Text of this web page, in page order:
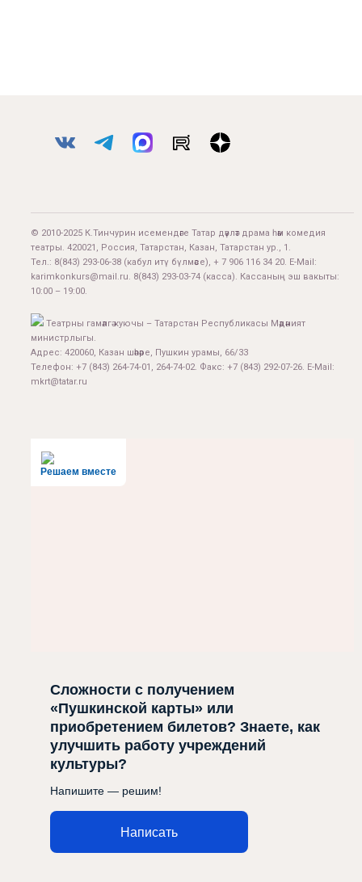
© 2010-2025 К.Тинчурин исемендәге Татар дәүләт драма һәм комедия
театры. 420021, Россия, Татарстан, Казан, Татарстан ур., 1.
Тел.: 8(843) 293-06-38 (кабул итү бүлмәсе), + 7 906 116 34 20. E-Mail:
karimkonkurs@mail.ru. 8(843) 293-03-74 (касса). Кассаның эш вакыты:
10:00 – 19:00.
Театрны гамәлгә куючы – Татарстан Республикасы Мәдәният
министрлыгы.
Адрес: 420060, Казан шәһәре, Пушкин урамы, 66/33
Телефон: +7 (843) 264-74-01, 264-74-02. Факс: +7 (843) 292-07-26. E-Mail:
mkrt@tatar.ru
Решаем вместе
Сложности с получением
«Пушкинской карты» или
приобретением билетов? Знаете, как
улучшить работу учреждений
культуры?
Напишите — решим!
Написать